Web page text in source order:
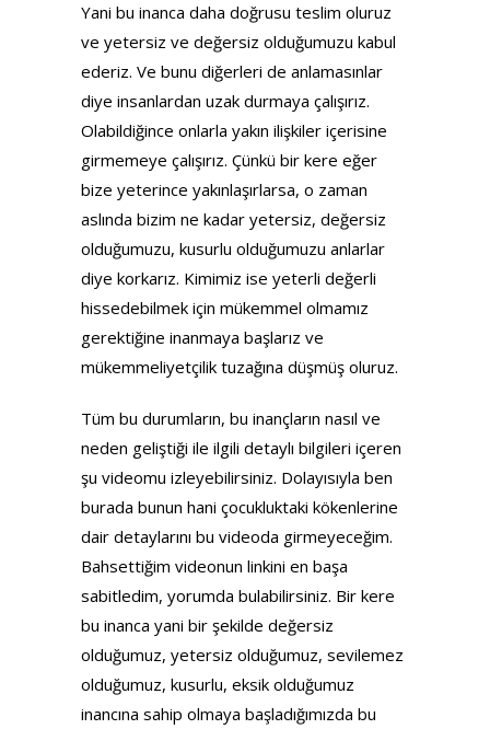
Yani bu inanca daha doğrusu teslim oluruz
ve yetersiz ve değersiz olduğumuzu kabul
ederiz. Ve bunu diğerleri de anlamasınlar
diye insanlardan uzak durmaya çalışırız.
Olabildiğince onlarla yakın ilişkiler içerisine
girmemeye çalışırız. Çünkü bir kere eğer
bize yeterince yakınlaşırlarsa, o zaman
aslında bizim ne kadar yetersiz, değersiz
olduğumuzu, kusurlu olduğumuzu anlarlar
diye korkarız. Kimimiz ise yeterli değerli
hissedebilmek için mükemmel olmamız
gerektiğine inanmaya başlarız ve
mükemmeliyetçilik tuzağına düşmüş oluruz.
Tüm bu durumların, bu inançların nasıl ve
neden geliştiği ile ilgili detaylı bilgileri içeren
şu videomu izleyebilirsiniz. Dolayısıyla ben
burada bunun hani çocukluktaki kökenlerine
dair detaylarını bu videoda girmeyeceğim.
Bahsettiğim videonun linkini en başa
sabitledim, yorumda bulabilirsiniz. Bir kere
bu inanca yani bir şekilde değersiz
olduğumuz, yetersiz olduğumuz, sevilemez
olduğumuz, kusurlu, eksik olduğumuz
inancına sahip olmaya başladığımızda bu